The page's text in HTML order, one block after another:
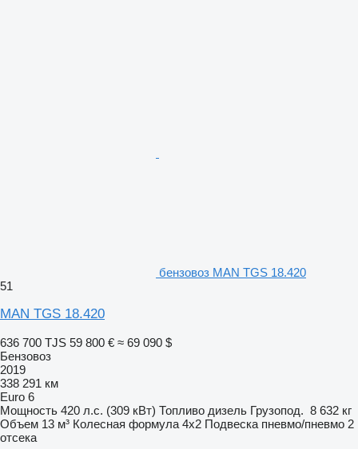
бензовоз MAN TGS 18.420
51
MAN TGS 18.420
636 700 TJS 59 800 € ≈ 69 090 $
Бензовоз
2019
338 291 км
Euro 6
Мощность 420 л.с. (309 кВт) Топливо дизель Грузопод. 8 632 кг
Объем 13 м³ Колесная формула 4x2 Подвеска пневмо/пневмо 2
отсека